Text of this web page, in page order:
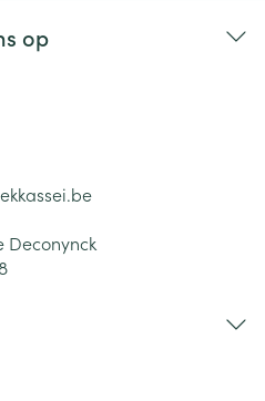
op
Deconynck